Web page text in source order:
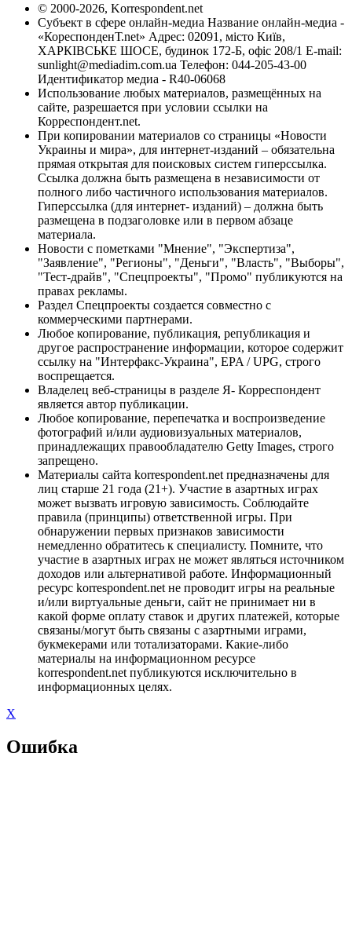
© 2000-2026, Korrespondent.net
Субъект в сфере онлайн-медиа Название онлайн-медиа -
«КореспонденТ.net» Адрес: 02091, місто Київ,
ХАРКІВСЬКЕ ШОСЕ, будинок 172-Б, офіс 208/1 E-mail:
sunlight@mediadim.com.ua Телефон: 044-205-43-00
Идентификатор медиа - R40-06068
Использование любых материалов, размещённых на
сайте, разрешается при условии ссылки на
Корреспондент.net.
При копировании материалов со страницы «Новости
Украины и мира», для интернет-изданий – обязательна
прямая открытая для поисковых систем гиперссылка.
Ссылка должна быть размещена в независимости от
полного либо частичного использования материалов.
Гиперссылка (для интернет- изданий) – должна быть
размещена в подзаголовке или в первом абзаце
материала.
Новости с пометками "Мнение", "Экспертиза",
"Заявление", "Регионы", "Деньги", "Власть", "Выборы",
"Тест-драйв", "Спецпроекты", "Промо" публикуются на
правах рекламы.
Раздел Спецпроекты создается совместно с
коммерческими партнерами.
Любое копирование, публикация, републикация и
другое распространение информации, которое содержит
ссылку на "Интерфакс-Украина", EPA / UPG, строго
воспрещается.
Владелец веб-страницы в разделе Я- Корреспондент
является автор публикации.
Любое копирование, перепечатка и воспроизведение
фотографий и/или аудиовизуальных материалов,
принадлежащих правообладателю Getty Images, строго
запрещено.
Материалы сайта korrespondent.net предназначены для
лиц старше 21 года (21+). Участие в азартных играх
может вызвать игровую зависимость. Соблюдайте
правила (принципы) ответственной игры. При
обнаружении первых признаков зависимости
немедленно обратитесь к специалисту. Помните, что
участие в азартных играх не может являться источником
доходов или альтернативой работе. Информационный
ресурс korrespondent.net не проводит игры на реальные
и/или виртуальные деньги, сайт не принимает ни в
какой форме оплату ставок и других платежей, которые
связаны/могут быть связаны с азартными играми,
букмекерами или тотализаторами. Какие-либо
материалы на информационном ресурсе
korrespondent.net публикуются исключительно в
информационных целях.
X
Ошибка